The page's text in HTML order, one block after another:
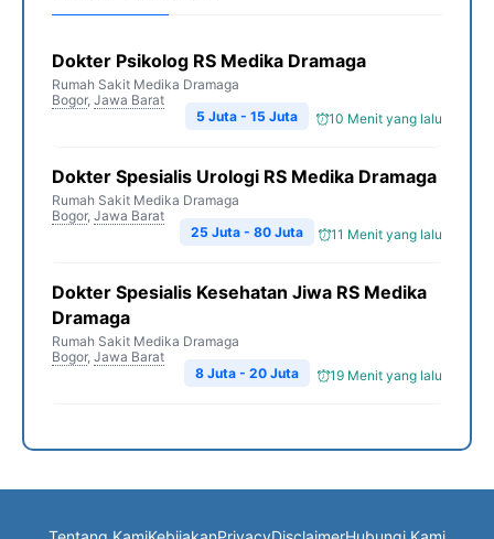
Dokter Psikolog RS Medika Dramaga
Rumah Sakit Medika Dramaga
Bogor, Jawa Barat
10 Menit yang lalu
5 Juta - 15 Juta
Dokter Spesialis Urologi RS Medika Dramaga
Rumah Sakit Medika Dramaga
Bogor, Jawa Barat
11 Menit yang lalu
25 Juta - 80 Juta
Dokter Spesialis Kesehatan Jiwa RS Medika
Dramaga
Rumah Sakit Medika Dramaga
Bogor, Jawa Barat
19 Menit yang lalu
8 Juta - 20 Juta